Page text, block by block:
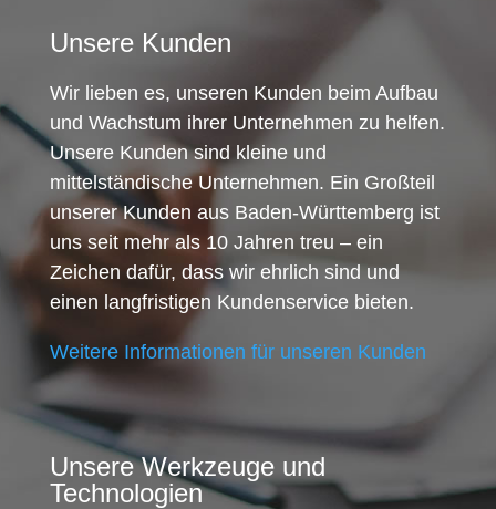
Unsere Kunden
Wir lieben es, unseren Kunden beim Aufbau
und Wachstum ihrer Unternehmen zu helfen.
Unsere Kunden sind kleine und
mittelständische Unternehmen. Ein Großteil
unserer Kunden aus Baden-Württemberg ist
uns seit mehr als 10 Jahren treu – ein
Zeichen dafür, dass wir ehrlich sind und
einen langfristigen Kundenservice bieten.
Weitere Informationen für unseren Kunden
Unsere Werkzeuge und
Technologien